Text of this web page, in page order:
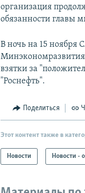
организация
обязанности главы
В ночь на 15 ноября
Минэкономразвития
взятки за
"Роснефть".
Поделиться
Этот контент также в
Новости Новости -